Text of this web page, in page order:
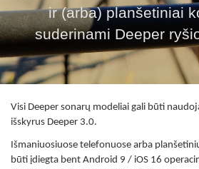
ir (arba) planšetiniai
suderinami Deeper
Visi Deeper sonarų modeliai gali būti
išskyrus Deeper 3.0.
Išmaniuosiuose telefonuose arba
būti įdiegta bent Android 9 / iOS 16